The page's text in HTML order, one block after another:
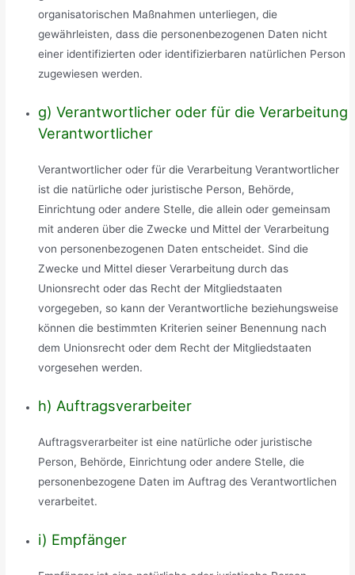
organisatorischen Maßnahmen unterliegen, die
gewährleisten, dass die personenbezogenen Daten nicht
einer identifizierten oder identifizierbaren natürlichen Person
zugewiesen werden.
g) Verantwortlicher oder für die Verarbeitung
Verantwortlicher
Verantwortlicher oder für die Verarbeitung Verantwortlicher
ist die natürliche oder juristische Person, Behörde,
Einrichtung oder andere Stelle, die allein oder gemeinsam
mit anderen über die Zwecke und Mittel der Verarbeitung
von personenbezogenen Daten entscheidet. Sind die
Zwecke und Mittel dieser Verarbeitung durch das
Unionsrecht oder das Recht der Mitgliedstaaten
vorgegeben, so kann der Verantwortliche beziehungsweise
können die bestimmten Kriterien seiner Benennung nach
dem Unionsrecht oder dem Recht der Mitgliedstaaten
vorgesehen werden.
h) Auftragsverarbeiter
Auftragsverarbeiter ist eine natürliche oder juristische
Person, Behörde, Einrichtung oder andere Stelle, die
personenbezogene Daten im Auftrag des Verantwortlichen
verarbeitet.
i) Empfänger